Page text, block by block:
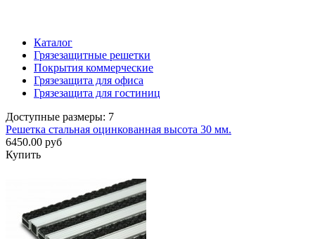
Каталог
Грязезащитные решетки
Покрытия коммерческие
Грязезащита для офиса
Грязезащита для гостиниц
Доступные размеры: 7
Решетка стальная оцинкованная высота 30 мм.
6450.00 руб
Купить